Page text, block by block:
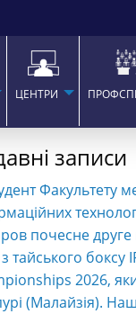
ЦЕНТРИ
записи
Факультету
почесне друге
з тайського
2026,
(Малайзія).